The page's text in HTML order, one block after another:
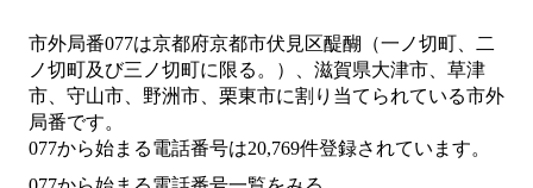
市外局番077は京都府京都市伏見区醍醐（一ノ切町、二
ノ切町及び三ノ切町に限る。）、滋賀県大津市、草津
市、守山市、野洲市、栗東市に割り当てられている市外
局番です。
077から始まる電話番号は20,769件登録されています。